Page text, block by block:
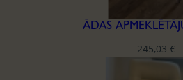
ĀDAS
245,03 €